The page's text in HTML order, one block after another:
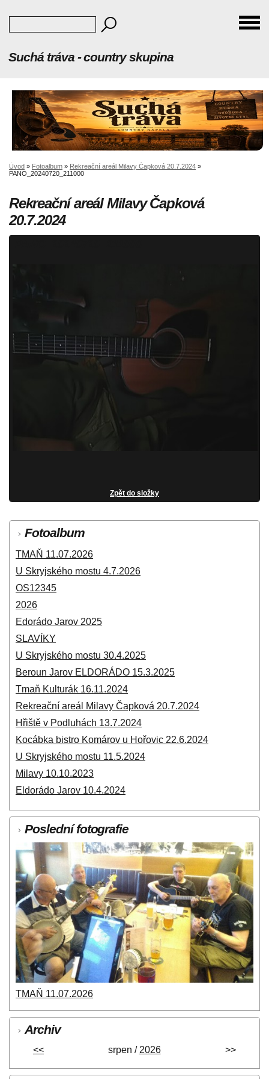
Suchá tráva - country skupina
Úvod » Fotoalbum » Rekreační areál Milavy Čapková 20.7.2024 »
PANO_20240720_211000
Rekreační areál Milavy Čapková
20.7.2024
Zpět do složky
Fotoalbum
TMAŇ 11.07.2026
U Skryjského mostu 4.7.2026
OS12345
2026
Edorádo Jarov 2025
SLAVÍKY
U Skryjského mostu 30.4.2025
Beroun Jarov ELDORÁDO 15.3.2025
Tmaň Kulturák 16.11.2024
Rekreační areál Milavy Čapková 20.7.2024
Hřiště v Podluhách 13.7.2024
Kocábka bistro Komárov u Hořovic 22.6.2024
U Skryjského mostu 11.5.2024
Milavy 10.10.2023
Eldorádo Jarov 10.4.2024
Poslední fotografie
TMAŇ 11.07.2026
Archiv
<< srpen / 2026 >>